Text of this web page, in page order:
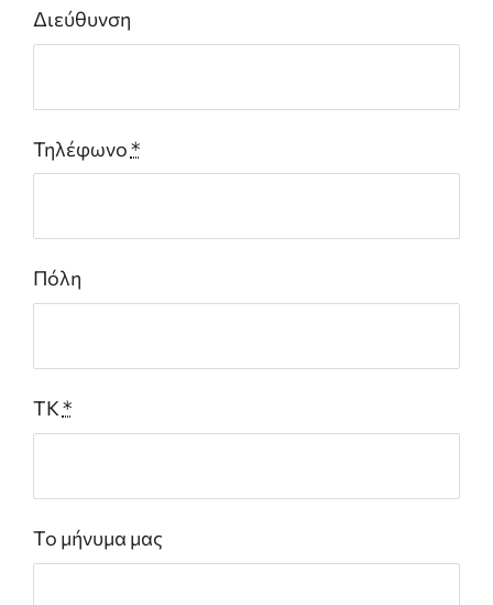
Διεύθυνση
Τηλέφωνο*
Πόλη
ΤΚ*
Το μήνυμα μας